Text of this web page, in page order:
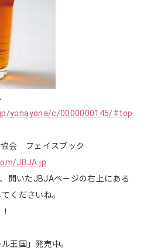
yonayona/c/0000000145/#top
協会 フェイスブック
JBJA.jp
開いたJBJAページの右上にある
くださいね。
王国」発売中。